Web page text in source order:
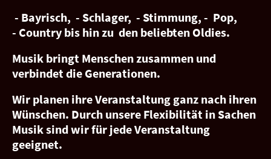
- Bayrisch, - Schlager, - Stimmung, - Pop,
- Country bis hin zu den beliebten Oldies.
Musik bringt Menschen zusammen und
verbindet die Generationen.
Wir planen ihre Veranstaltung ganz nach ihren
Wünschen. Durch unsere Flexibilität in Sachen
Musik sind wir für jede Veranstaltung
geeignet.